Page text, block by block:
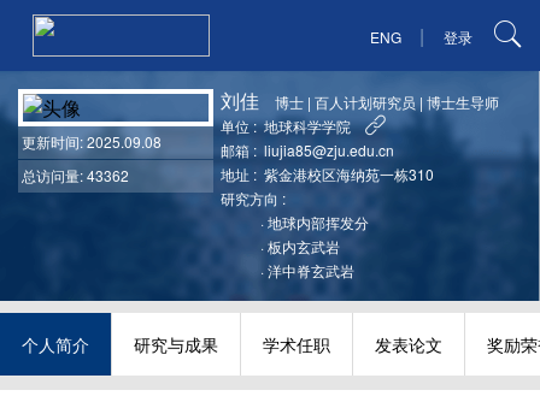
ENG | 登录
更新时间: 2025.09.08
总访问量: 43362
刘佳 博士 |百人计划研究员 |博士生导师
单位 : 地球科学学院
邮箱 : liujia85@zju.edu.cn
地址 : 紫金港校区海纳苑一栋310
研究方向 :
·地球内部挥发分
·板内玄武岩
·洋中脊玄武岩
个人简介 研究与成果 学术任职 发表论文 奖励